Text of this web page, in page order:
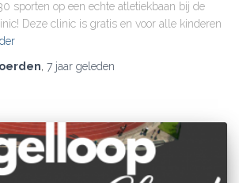
sporten op een echte atletiekbaan bij de
Deze clinic is gratis en voor alle kinderen
, 7 jaar geleden